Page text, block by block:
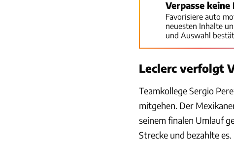
Verpasse
Favorisiere auto
neuesten Inhalte
und Auswahl
Leclerc verfolgt
Teamkollege Sergio
mitgehen. Der
seinem finalen Umlauf
Strecke und bezahlte